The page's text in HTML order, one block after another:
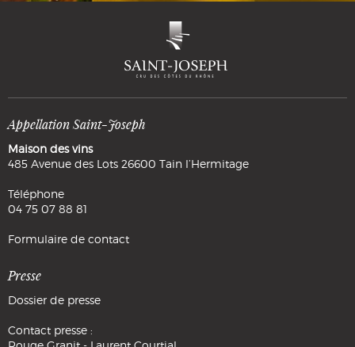
Appellation Saint-Joseph
Maison des vins
485 Avenue des Lots 26600 Tain l’Hermitage
Téléphone
04 75 07 88 81
Formulaire de contact
Presse
Dossier de presse
Contact presse :